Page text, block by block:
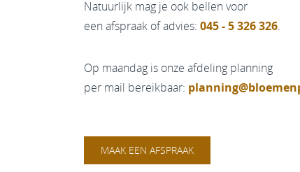
Natuurlijk mag je ook bellen voor
een afspraak of advies: 045 - 5 326 326.
Op maandag is onze afdeling planning
per mail bereikbaar:
MAAK EEN AFSPRAAK